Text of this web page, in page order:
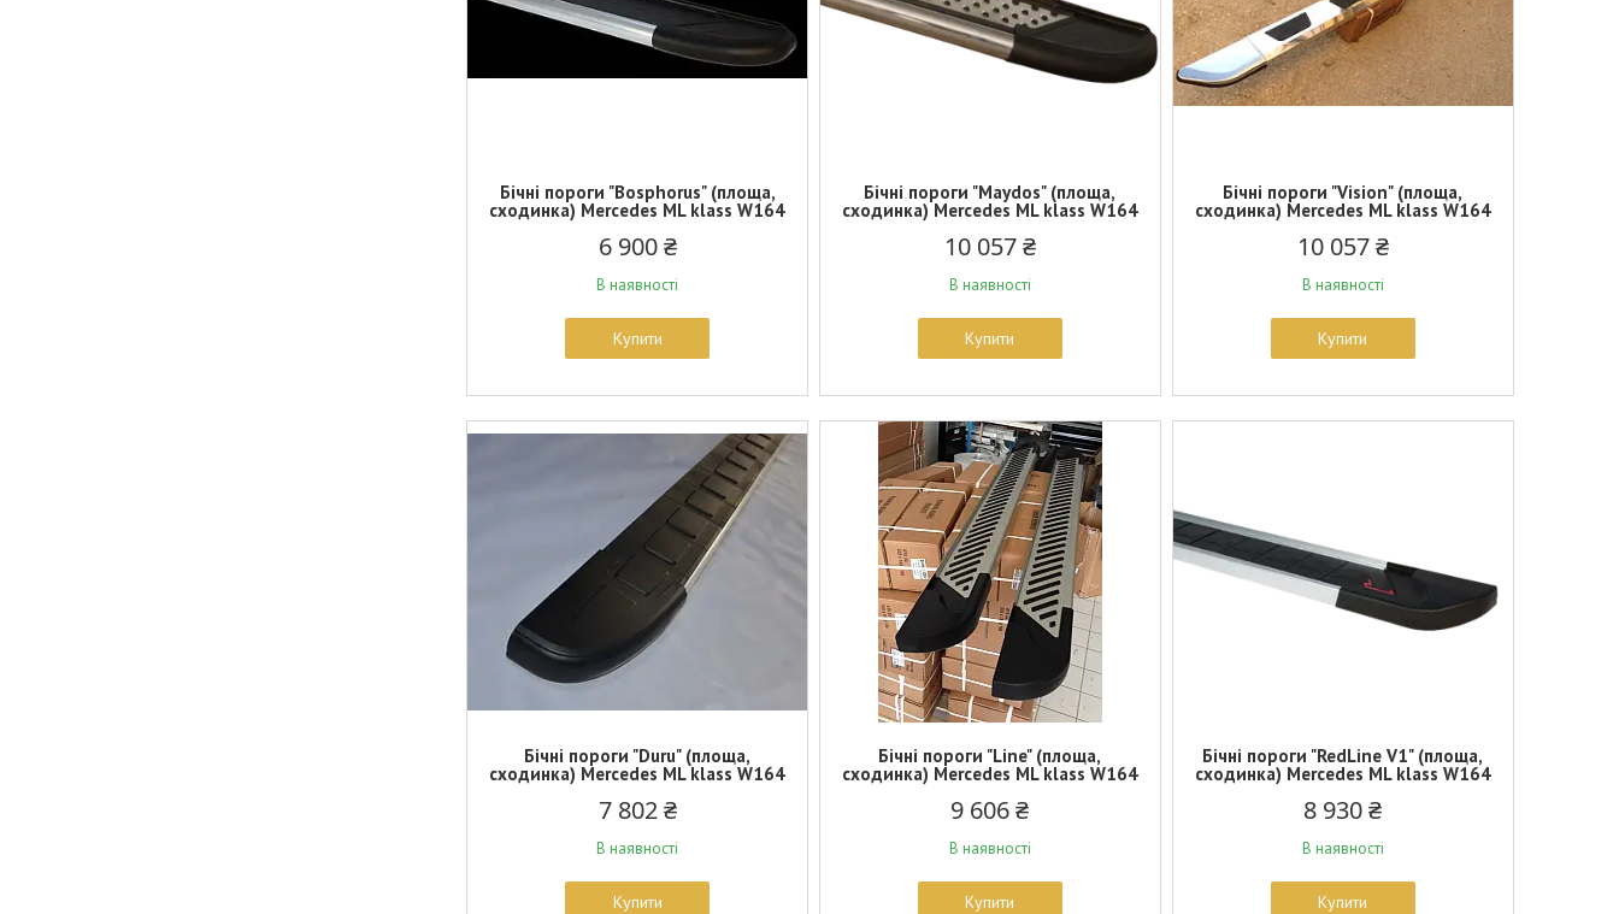
Бічні пороги "Bosphorus" (площа,
сходинка) Mercedes ML klass W164
6 900 ₴
В наявності
Купити
Бічні пороги "Maydos" (площа,
сходинка) Mercedes ML klass W164
10 057 ₴
В наявності
Купити
Бічні пороги "Vision" (площа,
сходинка) Mercedes ML klass W164
10 057 ₴
В наявності
Купити
Бічні пороги "Duru" (площа,
сходинка) Mercedes ML klass W164
7 802 ₴
В наявності
Купити
Бічні пороги "Line" (площа,
сходинка) Mercedes ML klass W164
9 606 ₴
В наявності
Купити
Бічні пороги "RedLine V1" (площа,
сходинка) Mercedes ML klass W164
8 930 ₴
В наявності
Купити